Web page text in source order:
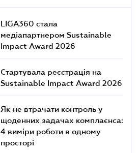
LIGA360 стала
медіапартнером Sustainable
Impact Award 2026
Стартувала реєстрація на
Sustainable Impact Award 2026
Як не втрачати контроль у
щоденних задачах комплаєнса:
4 виміри роботи в одному
просторі